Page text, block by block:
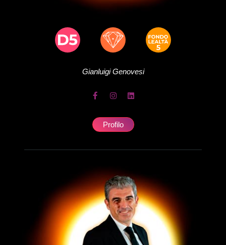
GianluigiGenovesi
Profilo